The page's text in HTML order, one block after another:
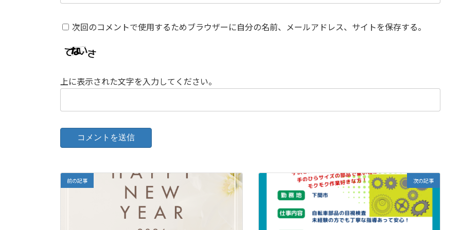
次回のコメントで使用するためブラウザーに自分の名前、メールアドレス、サイトを保存する。
上に表示された文字を入力してください。
前の記事 次の記事